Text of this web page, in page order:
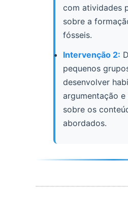
com atividades
sobre a
fósseis.
Intervenção 2:
pequenos
desenvolver
argumentação
sobre os
abordados.